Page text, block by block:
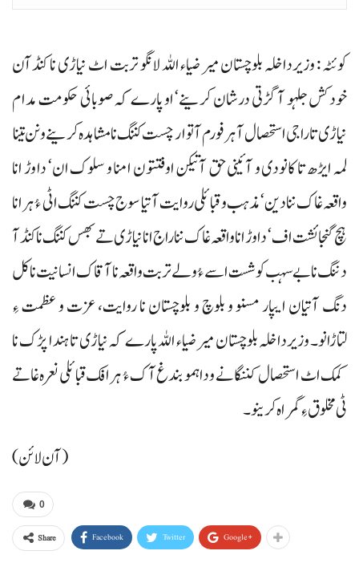
کوئٹہ : وزیرداخلہ بلوچستان میر ضیاء اللہ لانگو تربت اٹ نیاڑی نا کنڈآن
خودکش جلہو آ گڑتی درشان کرینے‘ او پارے کہ صوبائی حکومت مدام
نیاڑی تا راجی استحصال آ ہر فورم آ توار چست کننگ نا مشاہدہ کرینے و نن تینا
لمہ ایڑھ تا کانودی و آئینی حق آتیکن اوفتتون امنا و سلوک ان‘ دا وڑ انا
واقعہ غاک ننا دین‘ مذہب و قبائلی روایت آتیا سوج چست کننگ اٹی ءُ ہرانا
ہچ گنجائشت اف‘ دا وڑ انا واقعہ غاک ننا راج انانیاڑی تے بھس کننگ نا کنڈآ
دننگ نا بے سہب کوشست اسے ءُ ولے تربت واقعہ نا آقاک انسانیت نا کل
دنگ آتیان ایپار مسنو و بلوچ و بلوچستان نا روایت، عزت و عظمت ءِ
لتاڑانو۔ وزیرداخلہ بلوچستان میر ضیاء اللہ پارے کہ نیاڑی تا ہندا پڑک نا
کمک اٹ استحصال کننگانے و دا ہمو بندغ آک ءُ ہرافک قبائلی نعرہ غاتے
ٹی مخلوق ءِ گمراہ کرینو۔
(آن لائن)
0
Share Facebook Twitter Google+